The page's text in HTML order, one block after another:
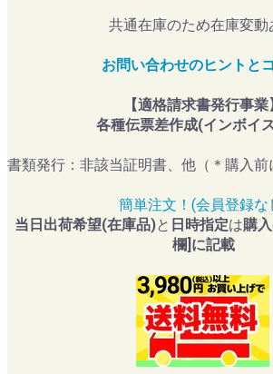
共通在庫のため在庫変動
お問い合わせのヒントと
【適格請求書発行事業
各種伝票差作成(インボイ
書類発行：非該当証明書、他（＊購入前
簡単注文！(会員登録な
当日出荷希望(在庫品)と 日時指定は購
欄]に記載